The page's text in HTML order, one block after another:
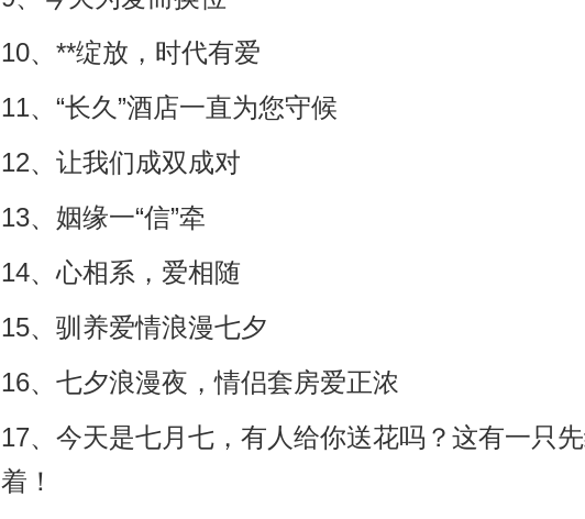
10、**绽放，时代有爱
11、“长久”酒店一直为您守候
12、让我们成双成对
13、姻缘一“信”牵
14、心相系，爱相随
15、驯养爱情浪漫七夕
16、七夕浪漫夜，情侣套房爱正浓
17、今天是七月七，有人给你送花吗？这有一只
着！